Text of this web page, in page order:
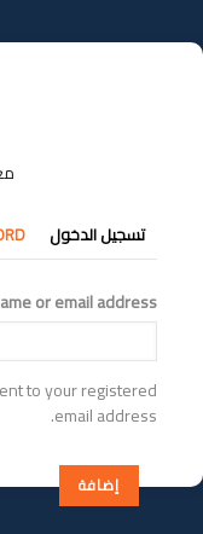
إلى
المحتوى
التبويبات
الأساسية
تسجيل الدخول
or email address
to your registered
email address.